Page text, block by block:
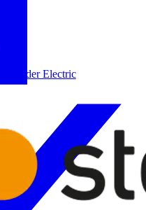
Schneider Electric